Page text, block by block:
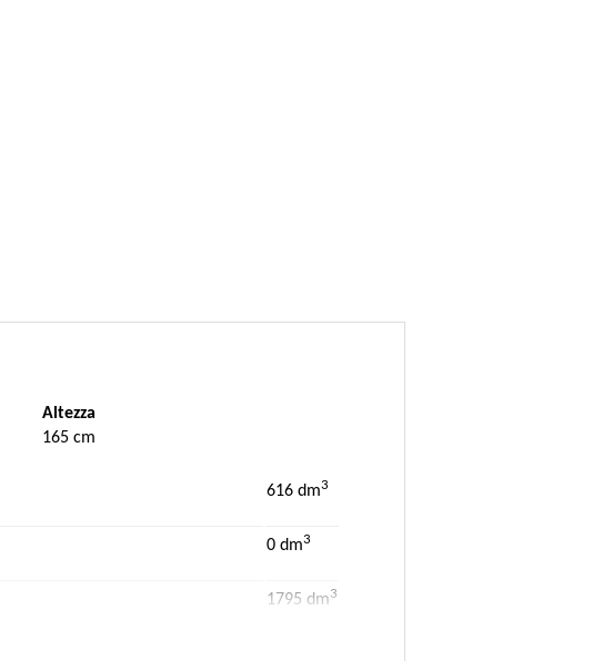
Altezza
165 cm
616 dm3
0 dm3
fino al tetto della vettura.
1795 dm3